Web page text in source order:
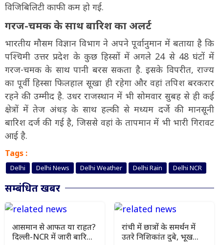
विजिबिलिटी काफी कम हो गई.
गरज-चमक के साथ बारिश का अलर्ट
भारतीय मौसम विज्ञान विभाग ने अपने पूर्वानुमान में बताया है कि
पश्चिमी उत्तर प्रदेश के कुछ हिस्सों में अगले 24 से 48 घंटों में
गरज-चमक के साथ पानी बरस सकता है. इसके विपरीत, राज्य
का पूर्वी हिस्सा फिलहाल सूखा ही रहेगा और वहां तपिश बरकरार
रहने की उम्मीद है. उधर राजस्थान में भी सोमवार सुबह से ही कई
क्षेत्रों में तेज अंधड़ के साथ हल्की से मध्यम दर्जे की मानसूनी
बारिश दर्ज की गई है, जिससे वहां के तापमान में भी भारी गिरावट
आई है.
Tags :
Delhi Delhi News Delhi Weather Delhi Rain Delhi NCR
सम्बंधित खबर
आसमान से आफत या राहत?
दिल्ली-NCR में जारी बारिश
रांची में छात्रों के समर्थन में
उतरे निशिकांत दुबे, भूख